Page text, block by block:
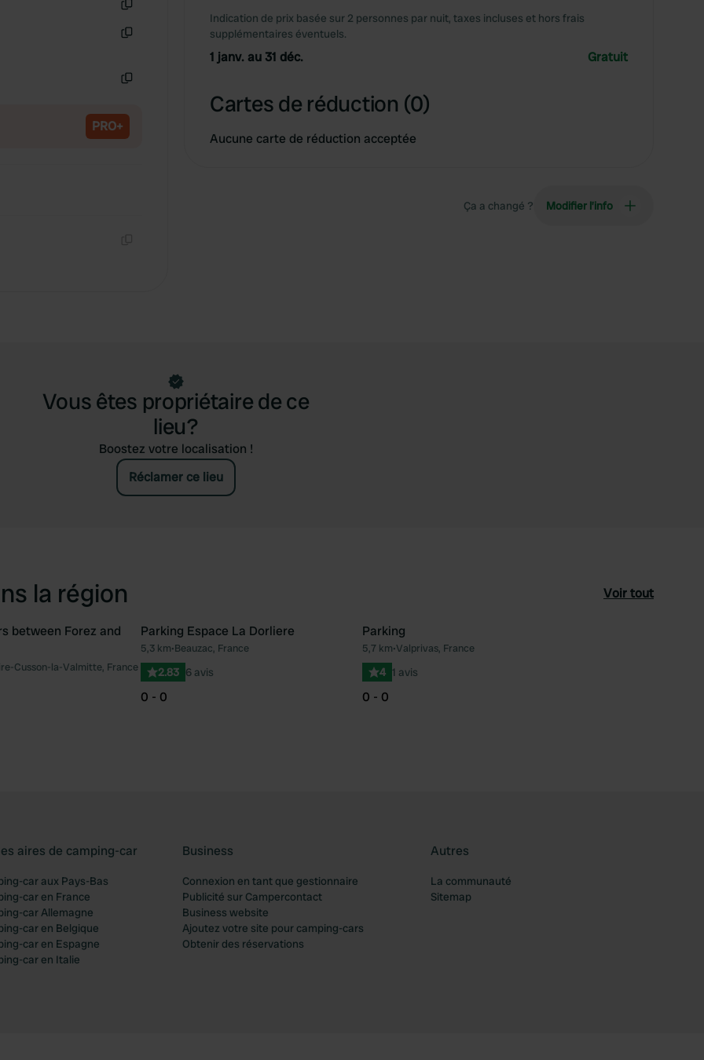
PRO+
Indication de prix basée sur 2 personnes par nuit, taxes incluses et hors frais
supplémentaires éventuels.
1 janv. au 31 déc. Gratuit
Cartes de réduction (0)
Aucune carte de réduction acceptée
Ça a changé ? Modifier l’info
Vous êtes propriétaire de ce
lieu?
Boostez votre localisation !
Réclamer ce lieu
la région Voir tout
Préféré
between Forez and
Cusson-la-Valmitte, France
Préféré
Parking Espace La Dorliere
5,3 km•Beauzac, France
2.83 6 avis
0 - 0
Parking
5,7 km•Valprivas, France
4 1 avis
0 - 0
aires de camping-car
car aux Pays-Bas
car en France
car Allemagne
car en Belgique
car en Espagne
car en Italie
Business
Connexion en tant que gestionnaire
Publicité sur Campercontact
Business website
Ajoutez votre site pour camping-cars
Obtenir des réservations
Autres
La communauté
Sitemap